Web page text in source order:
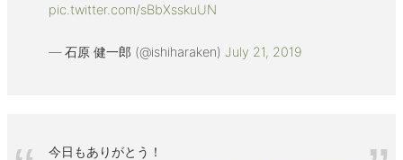
pic.twitter.com/sBbXsskuUN
— 石原 健一郎 (@ishiharaken)July 21, 2019
今日もありがとう！